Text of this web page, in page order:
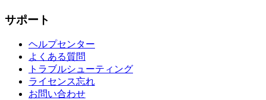
サポート
ヘルプセンター
よくある質問
トラブルシューティング
ライセンス忘れ
お問い合わせ